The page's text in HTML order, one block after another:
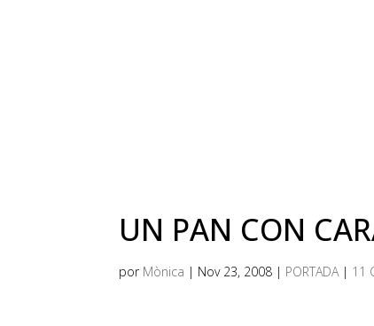
UN PAN CON
por Mònica | Nov 23, 2008 | PORTADA| 11